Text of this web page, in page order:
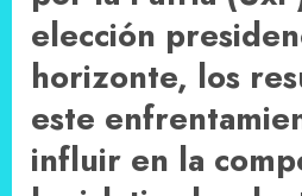
elección
horizonte, los
este
influir en la